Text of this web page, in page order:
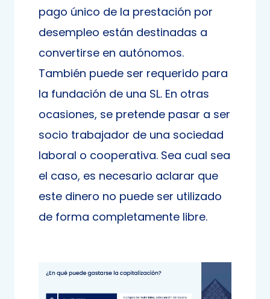
pago único de la prestación por
desempleo están destinadas a
convertirse en autónomos.
También puede ser requerido para
la fundación de una SL. En otras
ocasiones, se pretende pasar a ser
socio trabajador de una sociedad
laboral o cooperativa. Sea cual sea
el caso, es necesario aclarar que
este dinero no puede ser utilizado
de forma completamente libre.